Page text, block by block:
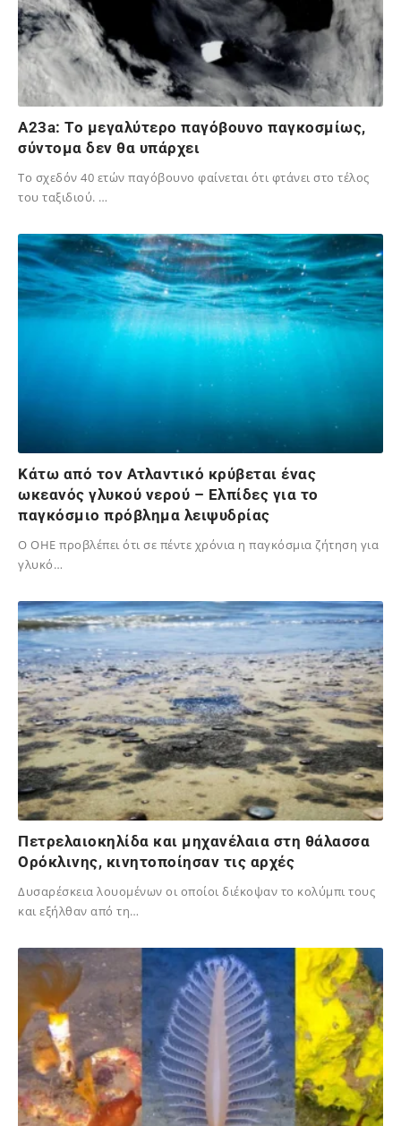
Α23a: Το μεγαλύτερο παγόβουνο παγκοσμίως,
σύντομα δεν θα υπάρχει
Το σχεδόν 40 ετών παγόβουνο φαίνεται ότι φτάνει στο τέλος
του ταξιδιού. …
Κάτω από τον Ατλαντικό κρύβεται ένας
ωκεανός γλυκού νερού – Ελπίδες για το
παγκόσμιο πρόβλημα λειψυδρίας
Ο ΟΗΕ προβλέπει ότι σε πέντε χρόνια η παγκόσμια ζήτηση για
γλυκό…
Πετρελαιοκηλίδα και μηχανέλαια στη θάλασσα
Ορόκλινης, κινητοποίησαν τις αρχές
Δυσαρέσκεια λουομένων οι οποίοι διέκοψαν το κολύμπι τους
και εξήλθαν από τη…